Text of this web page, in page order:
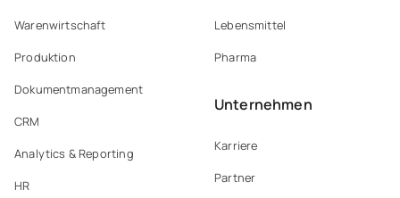
Warenwirtschaft
Produktion
Dokumentmanagement
CRM
Analytics & Reporting
HR
Lebensmittel
Pharma
Unternehmen
Karriere
Partner